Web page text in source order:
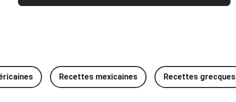
Recettes mexicaines Recettes grecques